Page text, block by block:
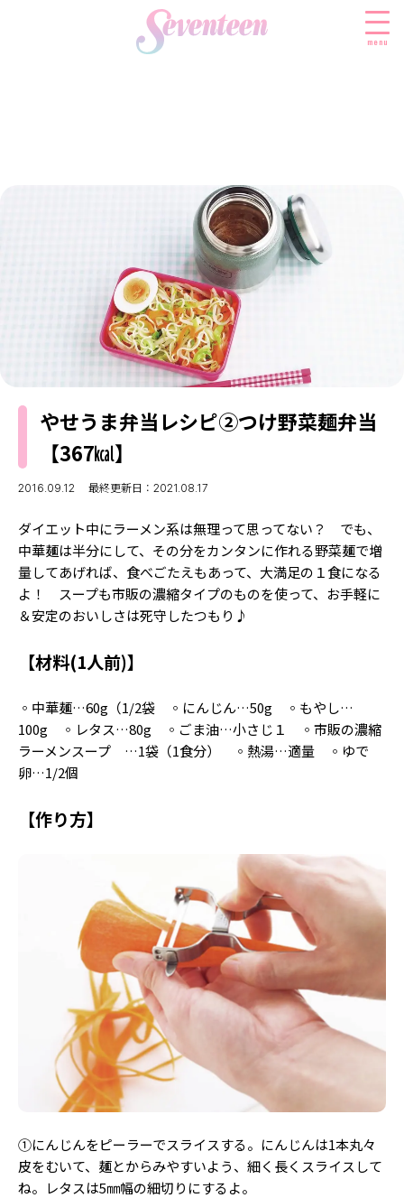
menu
ビューティニュース
トレンドメイク
ベストコスメ
ヘアアレンジ・ヘアケア
スキンケア
ボディケア
スクールニュース
制服コーデ
学校ヘアメイク
勉強・受験・進路
ENTERTAINMENT
エンタメニュース
なにわ男子
LIFESTYLE
ライフスタイルニュース
JKランキング・アワード
モデルの購入品
おでかけ
JK TREND
MODELS
MODEL'S BLOG
TikTok
Instagram
YouTube
FORTUNE
ゲッターズ飯田
ミスセブンティーンニュース
MAGAZINE
バックナンバー
INFORMATION
Seventeen
について
ST member
新規会員登録・ログイン
やせうま弁当レシピ②つけ野菜麺弁当
【367㎉】
2016.09.12 最終更新日：2021.08.17
ダイエット中にラーメン系は無理って思ってない？ でも、
中華麺は半分にして、その分をカンタンに作れる野菜麺で増
量してあげれば、食べごたえもあって、大満足の１食になる
よ！ スープも市販の濃縮タイプのものを使って、お手軽に
＆安定のおいしさは死守したつもり♪
【材料(1人前)】
◦中華麺…60g（1/2袋 ◦にんじん…50g ◦もやし…
100g ◦レタス…80g ◦ごま油…小さじ１ ◦市販の濃縮
ラーメンスープ …1袋（1食分） ◦熱湯…適量 ◦ゆで
卵…1/2個
【作り方】
①にんじんをピーラーでスライスする。にんじんは1本丸々
皮をむいて、麺とからみやすいよう、細く長くスライスして
ね。レタスは5㎜幅の細切りにするよ。